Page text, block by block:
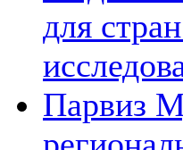
для
Парвиз